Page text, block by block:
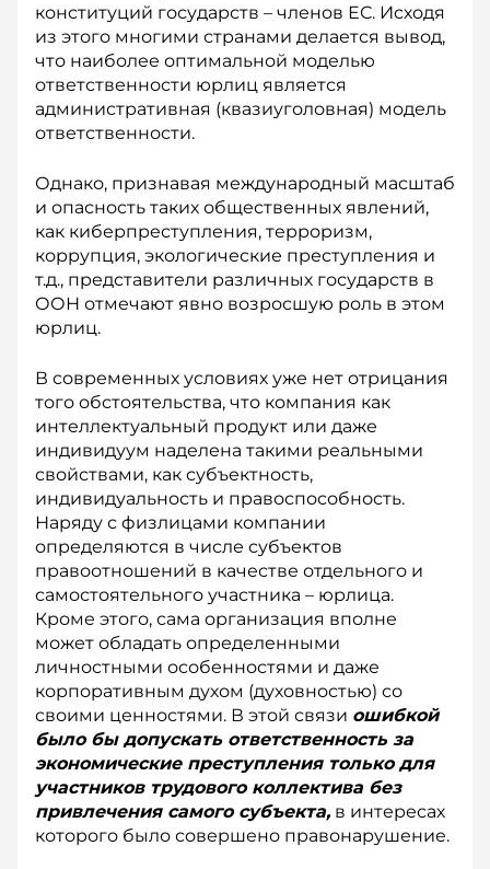
конституций государств – членов ЕС. Исходя
из этого многими странами делается вывод,
что наиболее оптимальной моделью
ответственности юрлиц является
административная (квазиуголовная) модель
ответственности.
Однако, признавая международный масштаб
и опасность таких общественных явлений,
как киберпреступления, терроризм,
коррупция, экологические преступления и
т.д., представители различных государств в
ООН отмечают явно возросшую роль в этом
юрлиц.
В современных условиях уже нет отрицания
того обстоятельства, что компания как
интеллектуальный продукт или даже
индивидуум наделена такими реальными
свойствами, как субъектность,
индивидуальность и правоспособность.
Наряду с физлицами компании
определяются в числе субъектов
правоотношений в качестве отдельного и
самостоятельного участника – юрлица.
Кроме этого, сама организация вполне
может обладать определенными
личностными особенностями и даже
корпоративным духом (духовностью) со
своими ценностями. В этой связи ошибкой
было бы допускать ответственность за
экономические преступления только для
участников трудового коллектива без
привлечения самого субъекта, в интересах
которого было совершено правонарушение.